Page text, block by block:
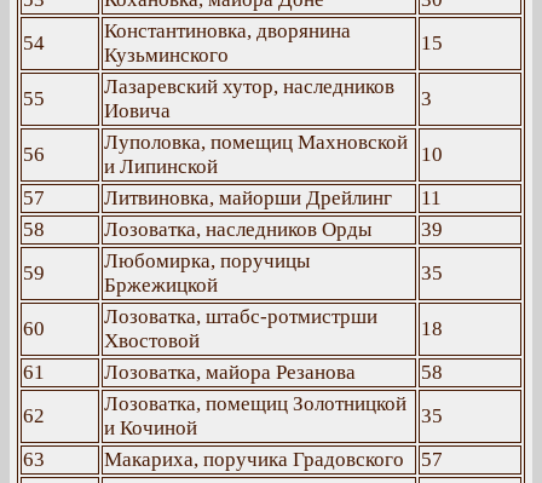
54
Константиновка, дворянина
Кузьминского
15
55
Лазаревский хутор, наследников
Иовича
3
56
Луполовка, помещиц Махновской
и Липинской
10
57
Литвиновка, майорши Дрейлинг
11
58
Лозоватка, наследников Орды
39
59
Любомирка, поручицы
Бржежицкой
35
60
Лозоватка, штабс-ротмистрши
Хвостовой
18
61
Лозоватка, майора Резанова
58
62
Лозоватка, помещиц Золотницкой
и Кочиной
35
63
Макариха, поручика Градовского
57